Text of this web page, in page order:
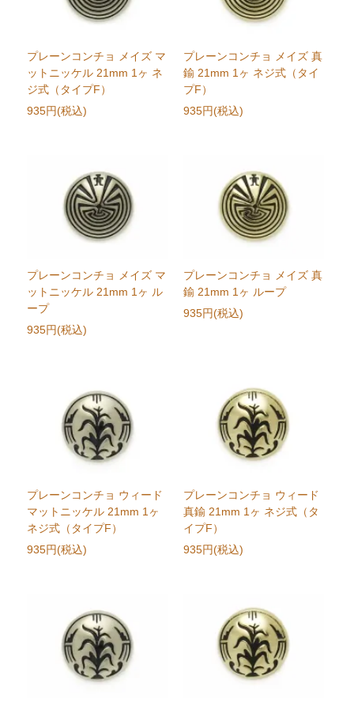
プレーンコンチョ メイズ マ
ットニッケル 21mm 1ヶ ネ
ジ式（タイプF）
935円(税込)
プレーンコンチョ メイズ 真
鍮 21mm 1ヶ ネジ式（タイ
プF）
935円(税込)
プレーンコンチョ メイズ マ
ットニッケル 21mm 1ヶ ル
ープ
935円(税込)
プレーンコンチョ メイズ 真
鍮 21mm 1ヶ ループ
935円(税込)
プレーンコンチョ ウィード
マットニッケル 21mm 1ヶ
ネジ式（タイプF）
935円(税込)
プレーンコンチョ ウィード
真鍮 21mm 1ヶ ネジ式（タ
イプF）
935円(税込)